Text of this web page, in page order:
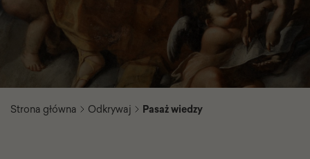
Strona główna Odkrywaj Pasaż wiedzy